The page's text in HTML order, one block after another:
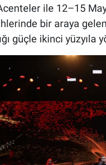
ile 12–15
bir araya
güçle ikinci